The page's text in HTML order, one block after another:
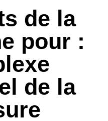
de la
pour :
de la